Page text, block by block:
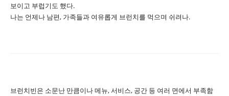
보이고 부럽기도 했다.
나는 언제나 남편, 가족들과 여유롭게 브런치를 먹으며 쉬려나.
브런치빈은 소문난 만큼이나 메뉴, 서비스, 공간 등 여러 면에서 부족함